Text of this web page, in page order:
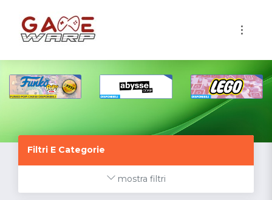
Filtri E Categorie
mostra filtri